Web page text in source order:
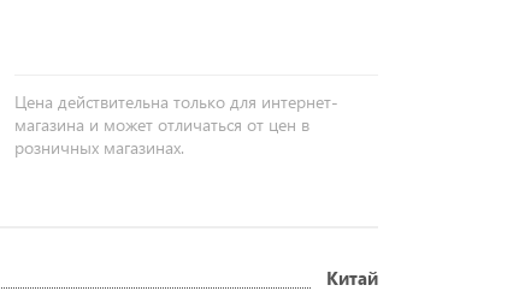
Цена действительна только для интернет-
магазина и может отличаться от цен в
розничных магазинах.
Китай